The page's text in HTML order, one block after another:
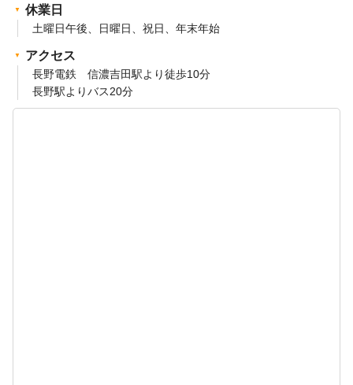
休業日
土曜日午後、日曜日、祝日、年末年始
アクセス
長野電鉄 信濃吉田駅より徒歩10分
長野駅よりバス20分